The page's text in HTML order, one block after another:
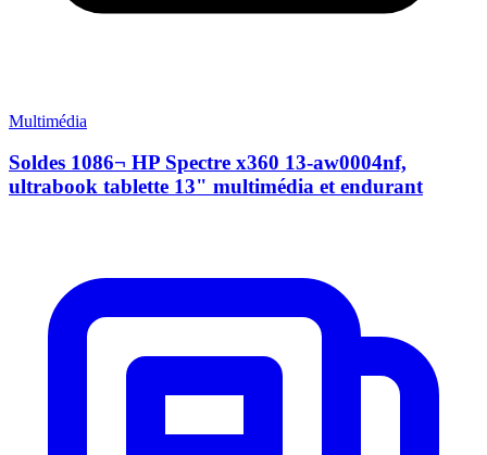
Multimédia
Soldes 1086¬ HP Spectre x360 13-aw0004nf,
ultrabook tablette 13" multimédia et endurant